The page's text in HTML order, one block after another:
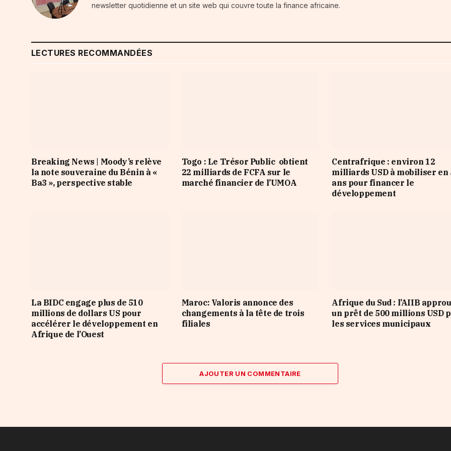
newsletter quotidienne et un site web qui couvre toute la finance africaine.
LECTURES RECOMMANDÉES
Breaking News | Moody’s relève
la note souveraine du Bénin à «
Ba3 », perspective stable
Togo : Le Trésor Public obtient
22 milliards de FCFA sur le
marché financier de l’UMOA
Centrafrique : environ 12
milliards USD à mobiliser en
ans pour financer le
développement
La BIDC engage plus de 510
millions de dollars US pour
accélérer le développement en
Afrique de l’Ouest
Maroc: Valoris annonce des
changements à la tête de trois
filiales
Afrique du Sud : l’AIIB
un prêt de 500 millions USD
les services municipaux
AJOUTER UN COMMENTAIRE